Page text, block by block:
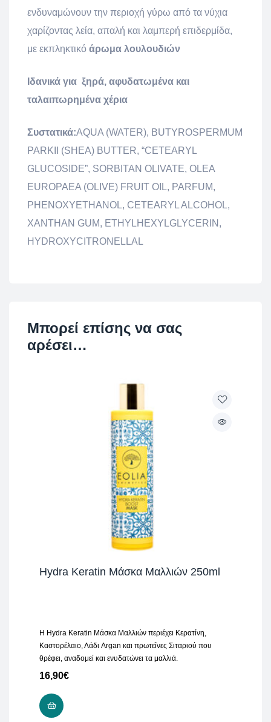
ενδυναμώνουν την περιοχή γύρω από τα νύχια
χαρίζοντας λεία, απαλή και λαμπερή επιδερμίδα,
με εκπληκτικό άρωμα λουλουδιών
Ιδανικά για ξηρά, αφυδατωμένα και
ταλαιπωρημένα χέρια
Συστατικά:AQUA (WATER), BUTYROSPERMUM
PARKII (SHEA) BUTTER, “CETEARYL
GLUCOSIDE”, SORBITAN OLIVATE, OLEA
EUROPAEA (OLIVE) FRUIT OIL, PARFUM,
PHENOXYETHANOL, CETEARYL ALCOHOL,
XANTHAN GUM, ETHYLHEXYLGLYCERIN,
HYDROXYCITRONELLAL
Μπορεί επίσης να σας
αρέσει…
Hydra Keratin Μάσκα Μαλλιών 250ml
H Hydra Keratin Μάσκα Μαλλιών περιέχει Κερατίνη,
Καστορέλαιο, Λάδι Argan και πρωτεΐνες Σιταριού που
θρέφει, αναδομεί και ενυδατώνει τα μαλλιά.
16,90€